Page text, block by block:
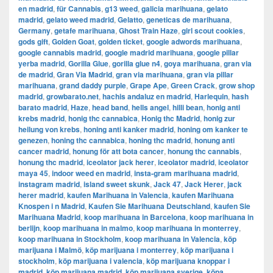
en madrid, für Cannabis, g13 weed, galicia marihuana, gelato
madrid, gelato weed madrid, Gelatto, geneticas de marihuana,
Germany, getafe marihuana, Ghost Train Haze, girl scout cookies,
gods gift, Golden Goat, golden ticket, google adwords marihuana,
google cannabis madrid, google madrid marihuana, google pillar
yerba madrid, Gorilla Glue, gorilla glue n4, goya marihuana, gran via
de madrid, ​​Gran Via Madrid, gran via marihuana, gran via pillar
marihuana, grand daddy purple, Grape Ape, Green Crack, grow shop
madrid, growbarato.net, hachis andaluz en madrid, Harlequin, hash
barato madrid, Haze, head band, hells angel, hilli bean, honig anti
krebs madrid, honig thc cannabica, Honig thc Madrid, honig zur
heilung von krebs, honing anti kanker madrid, honing om kanker te
genezen, honing thc cannabica, honing thc madrid, honung anti
cancer madrid, honung för att bota cancer, honung thc cannabis,
honung thc madrid, iceolator jack herer, iceolator madrid, iceolator
maya 45, indoor weed en madrid, insta-gram marihuana madrid,
instagram madrid, island sweet skunk, Jack 47, Jack Herer, jack
herer madrid, kaufen Marihuana in Valencia, kaufen Marihuana
Knospen i n Madrid, Kaufen Sie Marihuana Deutschland, kaufen Sie
Marihuana Madrid, koop marihuana in Barcelona, koop marihuana in
berlijn, koop marihuana in malmo, koop marihuana in monterrey,
koop marihuana in Stockholm, ​​koop marihuana in Valencia, köp
marijuana i Malmö, köp marijuana i monterrey, köp marijuana i
stockholm, ​​köp marijuana i valencia, köp marijuana knoppar i